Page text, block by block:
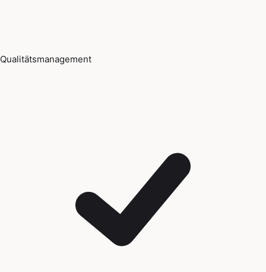
Qualitätsmanagement